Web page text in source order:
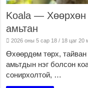
Koala — Хөөрхөн
амьтан
2026 оны 5 сар 18 / 18 цаг 20
Өхөөрдөм төрх, тайван
амьтдын нэг болсон
сонирхолтой, …